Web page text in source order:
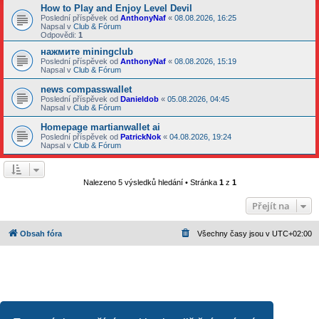
How to Play and Enjoy Level Devil
Poslední příspěvek od AnthonyNaf « 08.08.2026, 16:25
Napsal v Club & Fórum
Odpovědi: 1
нажмите miningclub
Poslední příspěvek od AnthonyNaf « 08.08.2026, 15:19
Napsal v Club & Fórum
news compasswallet
Poslední příspěvek od Danieldob « 05.08.2026, 04:45
Napsal v Club & Fórum
Homepage martianwallet ai
Poslední příspěvek od PatrickNok « 04.08.2026, 19:24
Napsal v Club & Fórum
Nalezeno 5 výsledků hledání • Stránka 1z 1
Přejít na
Obsah fóra Všechny časy jsou v UTC+02:00